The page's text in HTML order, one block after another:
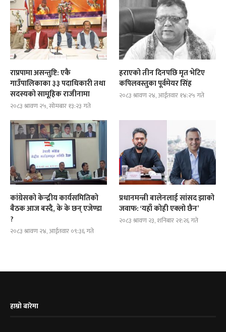
राप्रपामा असन्तुष्टि: एकै
गाउँपालिकाका ३३ पदाधिकारी तथा
सदस्यको सामूहिक राजीनामा
२०८३ श्रावण २५, सोमबार १३:२३ गते
हराएको तीन दिनपछि मृत भेटिए
कपिलवस्तुका पूर्वमेयर सिंह
२०८३ श्रावण २४, आईतवार १४:२५ गते
कांग्रेसको केन्द्रीय कार्यसमितिको
बैठक आज बस्दै, के के छन् एजेण्डा
?
२०८३ श्रावण २४, आईतवार ०९:३६ गते
प्रधानमन्त्री बालेनलाई सांसद झाको
जवाफ: ‘यहाँ कोही एक्लो छैन’
२०८३ श्रावण २३, शनिबार २१:२६ गते
हाम्रो बारेमा